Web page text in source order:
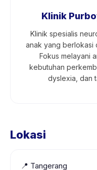
Klinik
Klinik spesialis
anak yang berlokasi
Fokus melayani
kebutuhan
dyslexia, dan
Lokasi
📍 Tangerang